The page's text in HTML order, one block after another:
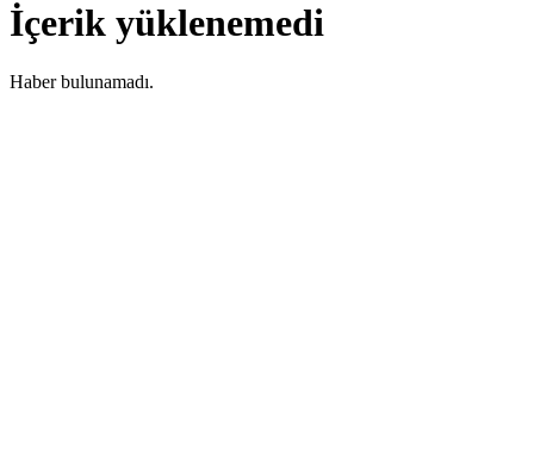
İçerik yüklenemedi
Haber bulunamadı.